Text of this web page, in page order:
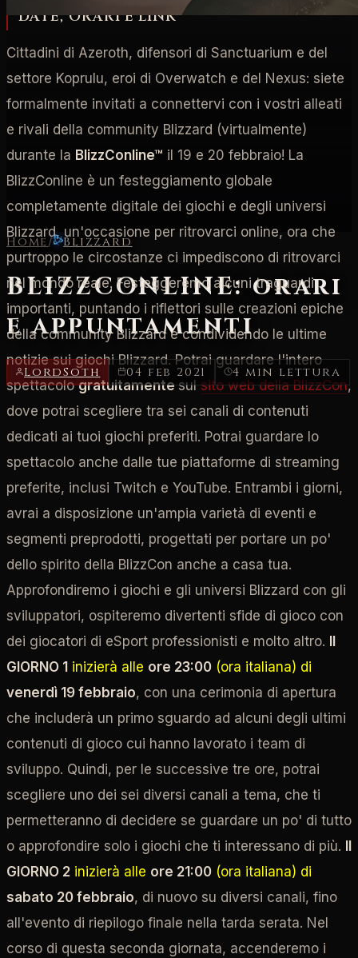
Home/ Blizzard
BLIZZCONLINE: orari
e appuntamenti
LordSoth 04 feb 2021 4 min lettura
DATE, ORARI E LINK
Cittadini di Azeroth, difensori di Sanctuarium e del
settore Koprulu, eroi di Overwatch e del Nexus: siete
formalmente invitati a connettervi con i vostri alleati
e rivali della community Blizzard (virtualmente)
durante la BlizzConline™ il 19 e 20 febbraio! La
BlizzConline è un festeggiamento globale
completamente digitale dei giochi e degli universi
Blizzard, un'occasione per ritrovarci online, ora che
purtroppo le circostanze ci impediscono di ritrovarci
nel mondo reale. Festeggeremo alcuni traguardi
importanti, puntando i riflettori sulle creazioni epiche
della community Blizzard e condividendo le ultime
notizie sui giochi Blizzard. Potrai guardare l'intero
spettacologratuitamentesulsito web della BlizzCon,
dove potrai scegliere tra sei canali di contenuti
dedicati ai tuoi giochi preferiti. Potrai guardare lo
spettacolo anche dalle tue piattaforme di streaming
preferite, inclusi Twitch e YouTube. Entrambi i giorni,
avrai a disposizione un'ampia varietà di eventi e
segmenti preprodotti, progettati per portare un po'
dello spirito della BlizzCon anche a casa tua.
Approfondiremo i giochi e gli universi Blizzard con gli
sviluppatori, ospiteremo divertenti sfide di gioco con
dei giocatori di eSport professionisti e molto altro.
GIORNO 1 inizierà alle ore 23:00 (ora italiana) di
venerdì 19 febbraio, con una cerimonia di apertura
che includerà un primo sguardo ad alcuni degli ultimi
contenuti di gioco cui hanno lavorato i team di
sviluppo. Quindi, per le successive tre ore, potrai
scegliere uno dei sei diversi canali a tema, che ti
permetteranno di decidere se guardare un po' di tutto
o approfondire solo i giochi che ti interessano di più.
GIORNO 2 inizierà alle ore 21:00 (ora italiana) di
sabato 20 febbraio, di nuovo su diversi canali, fino
all'evento di riepilogo finale nella tarda serata. Nel
corso di questa seconda giornata, accenderemo i